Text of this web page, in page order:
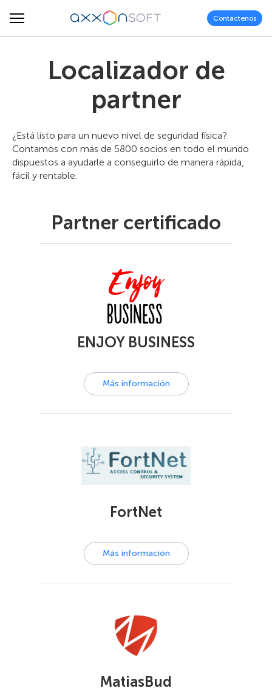
Contáctenos
Localizador de
partner
¿Está listo para un nuevo nivel de seguridad física?
Contamos con más de 5800 socios en todo el mundo
dispuestos a ayudarle a conseguirlo de manera rápida,
fácil y rentable.
Partner certificado
ENJOY BUSINESS
Más información
FortNet
Más información
MatiasBud